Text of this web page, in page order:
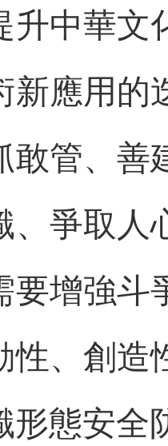
升中華文
新應用的
敢管、善
、爭取人
要增強斗
性、創造
形態安全